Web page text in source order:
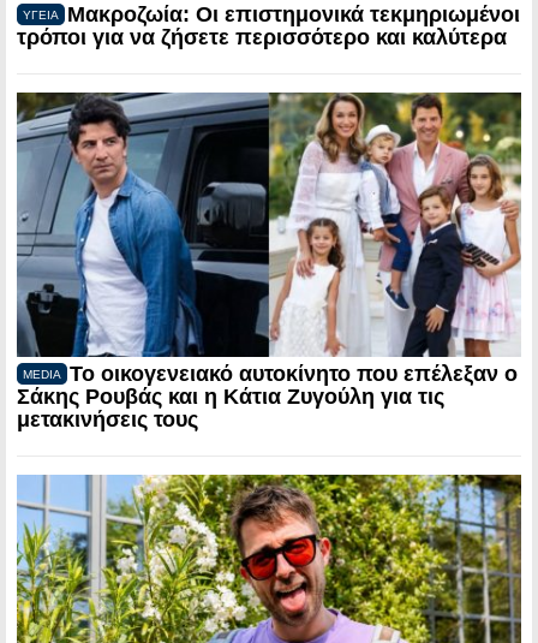
ΥΓΕΙΑ
Μακροζωία: Οι επιστημονικά τεκμηριωμένοι
τρόποι για να ζήσετε περισσότερο και καλύτερα
MEDIA
Το οικογενειακό αυτοκίνητο που επέλεξαν ο
Σάκης Ρουβάς και η Κάτια Ζυγούλη για τις
μετακινήσεις τους